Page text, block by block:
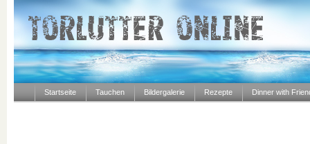
Startseite Tauchen Bildergalerie Rezepte Dinner with